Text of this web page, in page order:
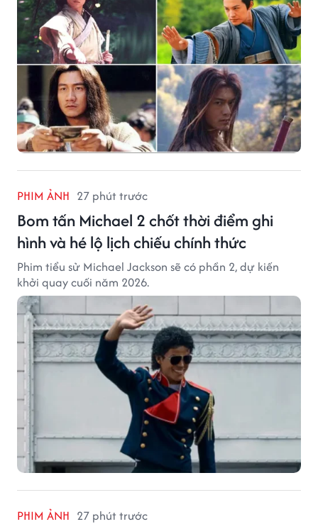
PHIM ẢNH 27 phút trước
Bom tấn Michael 2 chốt thời điểm ghi
hình và hé lộ lịch chiếu chính thức
Phim tiểu sử Michael Jackson sẽ có phần 2, dự kiến
khởi quay cuối năm 2026.
PHIM ẢNH 27 phút trước